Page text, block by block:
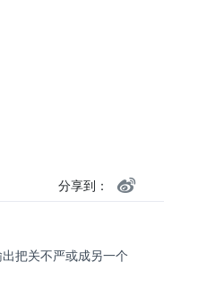
分享到：
把关不严或成另一个